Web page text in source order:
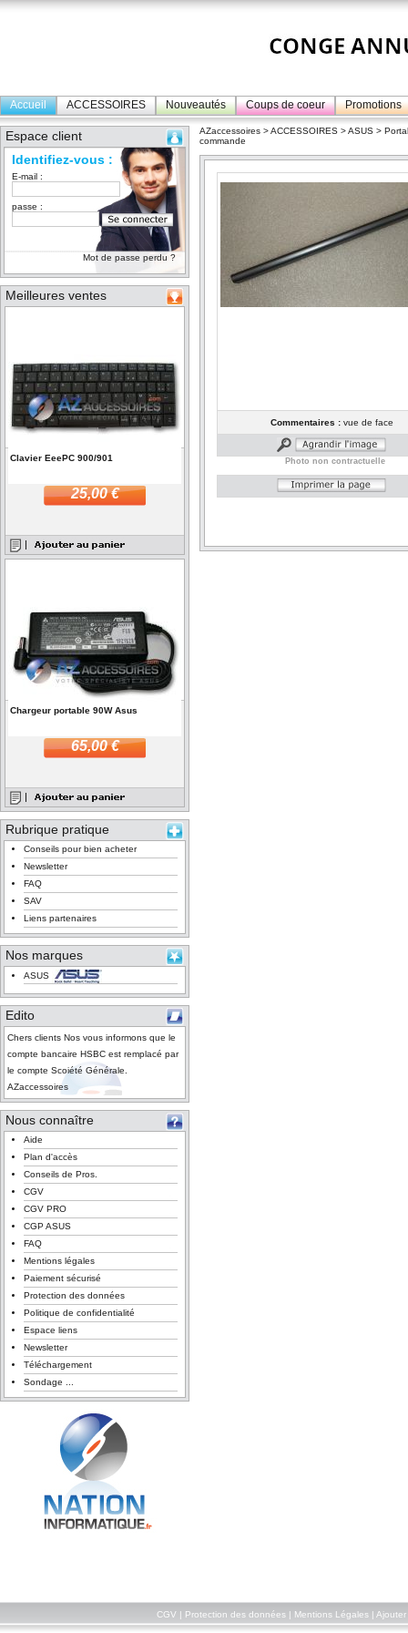
Accueil ACCESSOIRES Nouveautés Coups de coeur Promotions
Espace client
Identifiez-vous :
E-mail :
passe :
Mot de passe perdu ?
Meilleures ventes
Clavier EeePC 900/901
25,00 €
Chargeur portable 90W Asus
65,00 €
Rubrique pratique
Conseils pour bien acheter
Newsletter
FAQ
SAV
Liens partenaires
Nos marques
ASUS
Edito
Chers clients Nos vous informons que le
compte bancaire HSBC est remplacé par
le compte Scoiété Générale.
AZaccessoires
Nous connaître
Aide
Plan d'accès
Conseils de Pros.
CGV
CGV PRO
CGP ASUS
FAQ
Mentions légales
Paiement sécurisé
Protection des données
Politique de confidentialité
Espace liens
Newsletter
Téléchargement
Sondage ...
AZaccessoires >ACCESSOIRES >ASUS >
commande
Commentaires :vue de face
Photo non contractuelle
CGV Protection des données| Mentions Légales| Ajouter